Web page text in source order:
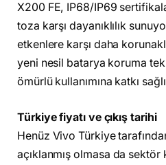
X200 FE, IP68/IP69
toza karşı dayanıklılık
etkenlere karşı daha
yeni nesil batarya koruma
ömürlü kullanımına katkı
Türkiye fiyatı ve çıkış tarihi
Henüz Vivo Türkiye
açıklanmış olmasa da sektör